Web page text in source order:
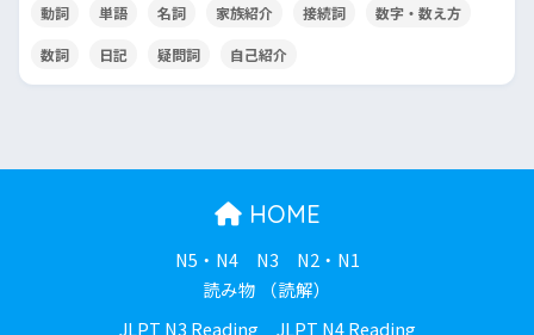
動詞 単語 名詞 家族紹介 接続詞 数字・数え方
数詞 日記 疑問詞 自己紹介
HOME
N5・N4 N3
N2・N1
読み物 （読解）
JLPT N3 Reading
JLPT N4 Reading